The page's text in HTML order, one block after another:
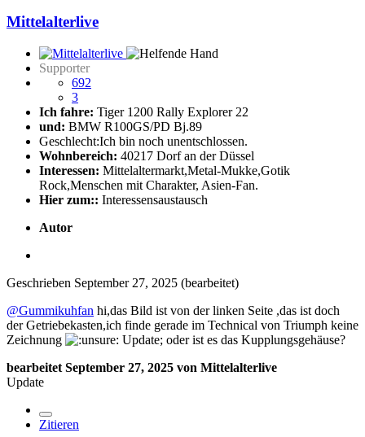
Mittelalterlive
Supporter
692
3
Ich fahre: Tiger 1200 Rally Explorer 22
und: BMW R100GS/PD Bj.89
Geschlecht:Ich bin noch unentschlossen.
Wohnbereich: 40217 Dorf an der Düssel
Interessen: Mittelaltermarkt,Metal-Mukke,Gotik
Rock,Menschen mit Charakter, Asien-Fan.
Hier zum:: Interessensaustausch
Autor
Geschrieben September 27, 2025 (bearbeitet)
@Gummikuhfan hi,das Bild ist von der linken Seite ,das ist doch
der Getriebekasten,ich finde gerade im Technical von Triumph keine
Zeichnung
Update; oder ist es das Kupplungsgehäuse?
bearbeitet September 27, 2025 von Mittelalterlive
Update
Zitieren